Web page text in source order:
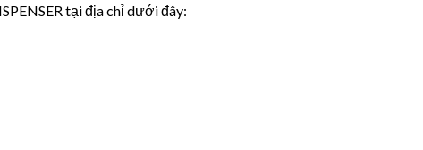
tại địa chỉ dưới đây: